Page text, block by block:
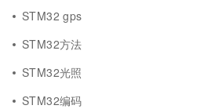
STM32 gps
STM32方法
STM32光照
STM32编码